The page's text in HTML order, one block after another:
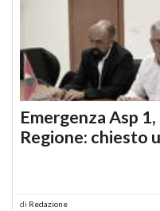
Emergenza Asp
Regione: chiesto
di Redazione